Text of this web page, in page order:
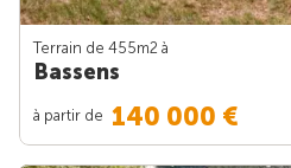
Terrain de 455m2 à
Bassens
à partir de 140 000 €